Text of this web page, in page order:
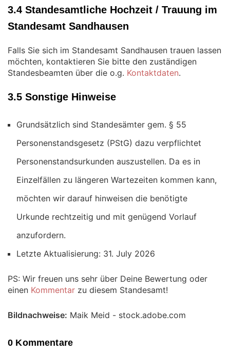
3.4 Standesamtliche Hochzeit / Trauung im
Standesamt Sandhausen
Falls Sie sich im Standesamt Sandhausen trauen lassen
möchten, kontaktieren Sie bitte den zuständigen
Standesbeamten über die o.g. Kontaktdaten.
3.5 Sonstige Hinweise
Grundsätzlich sind Standesämter gem. § 55
Personenstandsgesetz (PStG) dazu verpflichtet
Personenstandsurkunden auszustellen. Da es in
Einzelfällen zu längeren Wartezeiten kommen kann,
möchten wir darauf hinweisen die benötigte
Urkunde rechtzeitig und mit genügend Vorlauf
anzufordern.
Letzte Aktualisierung: 31. July 2026
PS: Wir freuen uns sehr über Deine Bewertung oder
einen Kommentar zu diesem Standesamt!
Bildnachweise: Maik Meid - stock.adobe.com
0 Kommentare